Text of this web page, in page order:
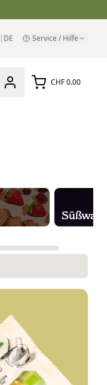
| DE Service / Hilfe
CHF 0.00